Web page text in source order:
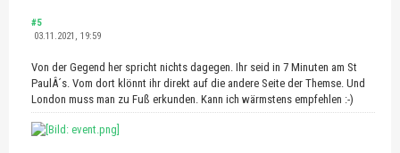
#5
03.11.2021, 19:59
Von der Gegend her spricht nichts dagegen. Ihr seid in 7 Minuten am St
PaulÂ´s. Vom dort klönnt ihr direkt auf die andere Seite der Themse. Und
London muss man zu Fuß erkunden. Kann ich wärmstens empfehlen :-)